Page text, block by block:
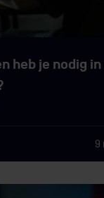
heb je nodig in
9